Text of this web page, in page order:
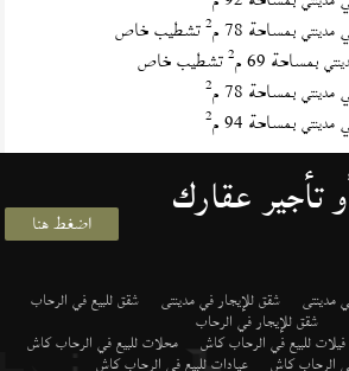
مدينتي بمساحة 78 م 2تشطيب خاص
بمساحة 69 م 2تشطيب خاص
مدينتي بمساحة 78 م 2
مدينتي بمساحة 94 م 2
تأجير عقارك اضغط هنا
مدينتى شقق للإيجار في مدينتى شقق للبيع في الرحاب
شقق للإيجار في الرحاب
فيلات للبيع في الرحاب كاش محلات للبيع في الرحاب كاش
الرحاب كاش عيادات للبيع في الرحاب كاش